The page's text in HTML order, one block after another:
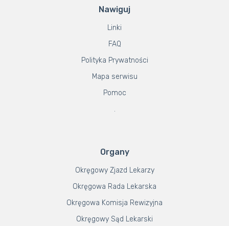
Nawiguj
Linki
FAQ
Polityka Prywatności
Mapa serwisu
Pomoc
.
Organy
Okręgowy Zjazd Lekarzy
Okręgowa Rada Lekarska
Okręgowa Komisja Rewizyjna
Okręgowy Sąd Lekarski